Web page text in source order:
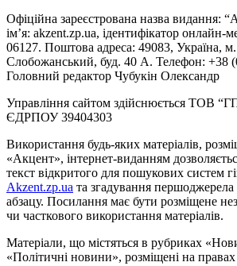
Офіційна зареєстрована назва видання:
ім’я: akzent.zp.ua, ідентифікатор онлайн-
06127. Поштова адреса: 49083, Україна,
Слобожанський, буд. 40 А. Телефон: +38
Головний редактор Чубукін Олександр
Управління сайтом здійснюється ТОВ
ЄДРПОУ 39404303
Використання будь-яких матеріалів,
«Акцент», інтернет-виданням
текст відкритого для пошукових систем
Akzent.zp.ua та згадування
абзацу. Посилання має бути розміщене
чи часткового використання матеріалів.
Матеріали, що містяться в рубриках
«Політичні новини», розміщені на